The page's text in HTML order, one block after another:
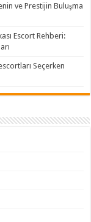
ve Prestijin Buluşma
Escort Rehberi:
Seçerken